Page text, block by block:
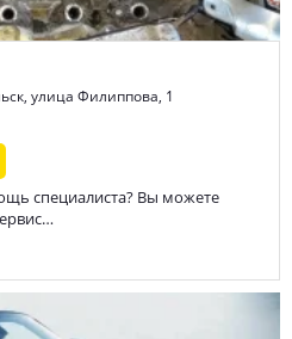
улица Филиппова, 1
специалиста? Вы можете